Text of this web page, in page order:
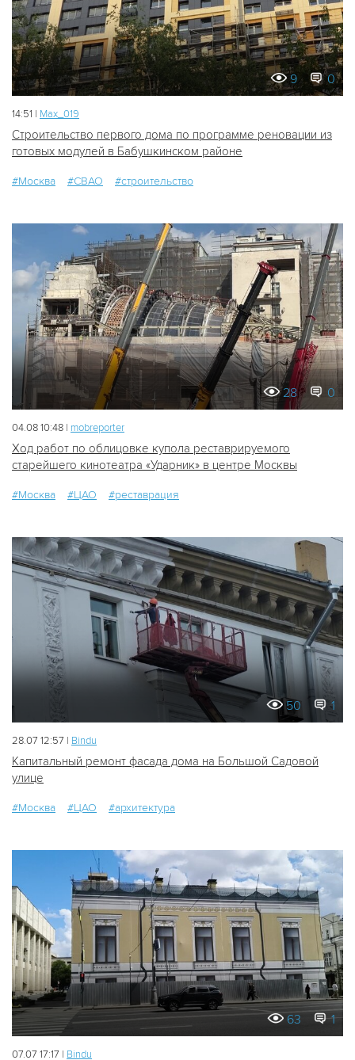
9 0
14:51 | Мах_019
Строительство первого дома по программе реновации из
готовых модулей в Бабушкинском районе
#Москва #СВАО #строительство
28 0
04.08 10:48 | mobreporter
Ход работ по облицовке купола реставрируемого
старейшего кинотеатра «Ударник» в центре Москвы
#Москва #ЦАО #реставрация
50 1
28.07 12:57 | Bindu
Капитальный ремонт фасада дома на Большой Садовой
улице
#Москва #ЦАО #архитектура
63 1
07.07 17:17 | Bindu